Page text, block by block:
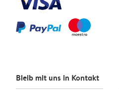
Bleib mit uns in Kontakt